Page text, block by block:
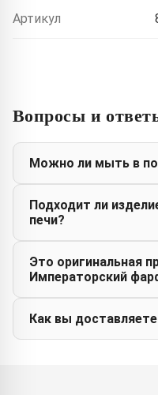
Артикул
Вопросы и
Можно ли мыть в
Подходит ли
печи?
Это оригинальная
Императорский
Как вы